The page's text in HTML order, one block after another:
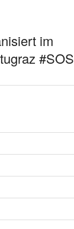
im
#SOS